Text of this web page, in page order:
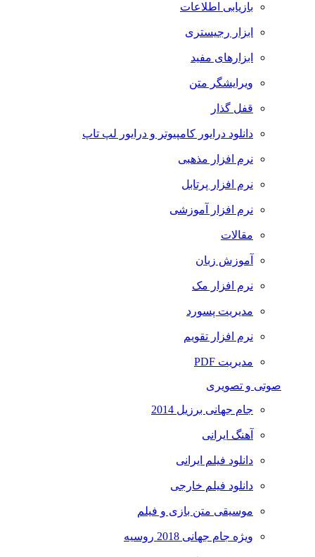
بازیابی اطلاعات
ابزار رجیستری
ابزارهای مفید
ویرایشگر متن
قفل گذار
دانلود درایور کامپیوتر و درایور لپ تاپ
نرم افزار مذهبی
نرم افزار پرتابل
نرم افزار آموزشی
مقالات
آموزش زبان
نرم افزار مک
مدیریت پسورد
نرم افزار تقویم
مدیریت PDF
صوتی و تصویری
جام جهانی برزیل 2014
آهنگ ایرانی
دانلود فیلم ایرانی
دانلود فیلم خارجی
موسیقی متن بازی و فیلم
ویژه جام جهانی 2018 روسیه